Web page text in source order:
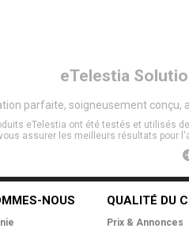
eTelestia
parfaite, soigneusement conçu,
eTelestia ont été testés et utilisés
assurer les meilleurs résultats pour
NOUS QUALITÉ DU
Prix & Annonces